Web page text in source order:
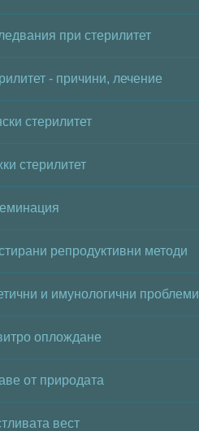
при стерилитет
- причини, лечение
стерилитет
стерилитет
репродуктивни методи
и имунологични проблеми
оплождане
от природата
вест